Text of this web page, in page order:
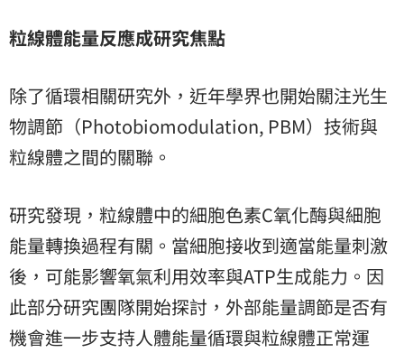
粒線體能量反應成研究焦點
除了循環相關研究外，近年學界也開始關注光生
物調節（Photobiomodulation, PBM）技術與
粒線體之間的關聯。
研究發現，粒線體中的細胞色素C氧化酶與細胞
能量轉換過程有關。當細胞接收到適當能量刺激
後，可能影響氧氣利用效率與ATP生成能力。因
此部分研究團隊開始探討，外部能量調節是否有
機會進一步支持人體能量循環與粒線體正常運